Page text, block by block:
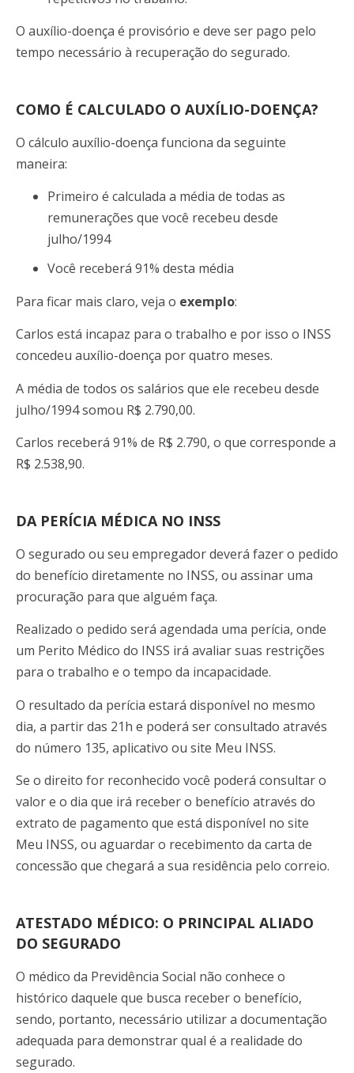
O auxílio-doença é provisório e deve ser pago pelo
tempo necessário à recuperação do segurado.
COMO É CALCULADO O AUXÍLIO-DOENÇA?
O cálculo auxílio-doença funciona da seguinte
maneira:
Primeiro é calculada a média de todas as
remunerações que você recebeu desde
julho/1994
Você receberá 91% desta média
Para ficar mais claro, veja o exemplo:
Carlos está incapaz para o trabalho e por isso o INSS
concedeu auxílio-doença por quatro meses.
A média de todos os salários que ele recebeu desde
julho/1994 somou R$ 2.790,00.
Carlos receberá 91% de R$ 2.790, o que corresponde a
R$ 2.538,90.
DA PERÍCIA MÉDICA NO INSS
O segurado ou seu empregador deverá fazer o pedido
do benefício diretamente no INSS, ou assinar uma
procuração para que alguém faça.
Realizado o pedido será agendada uma perícia, onde
um Perito Médico do INSS irá avaliar suas restrições
para o trabalho e o tempo da incapacidade.
O resultado da perícia estará disponível no mesmo
dia, a partir das 21h e poderá ser consultado através
do número 135, aplicativo ou site Meu INSS.
Se o direito for reconhecido você poderá consultar o
valor e o dia que irá receber o benefício através do
extrato de pagamento que está disponível no site
Meu INSS, ou aguardar o recebimento da carta de
concessão que chegará a sua residência pelo correio.
ATESTADO MÉDICO: O PRINCIPAL ALIADO
DO SEGURADO
O médico da Previdência Social não conhece o
histórico daquele que busca receber o benefício,
sendo, portanto, necessário utilizar a documentação
adequada para demonstrar qual é a realidade do
segurado.